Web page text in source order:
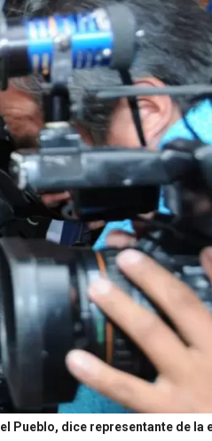
Pueblo, dice representante de la